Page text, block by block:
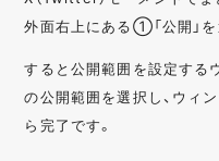
外面右上にある①「公開」を
すると公開範囲を設定する
の公開範囲を選択し、ウィ
ら完了です。